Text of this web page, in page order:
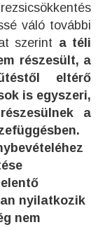
váló további
szerint a téli
részesült, a
eltérő
is egyszeri,
a
nyilatkozik
nem